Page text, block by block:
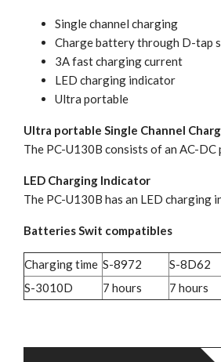
Single channel charging
Charge battery through D-tap
3A fast charging current
LED charging indicator
Ultra portable
Ultra portable Single Channel
The PC-U130B consists of an AC-
LED Charging Indicator
The PC-U130B has an LED charging
Batteries Swit compatibles
Charging time S-8972 S-8D62
S-3010D
7 hours 7 hours